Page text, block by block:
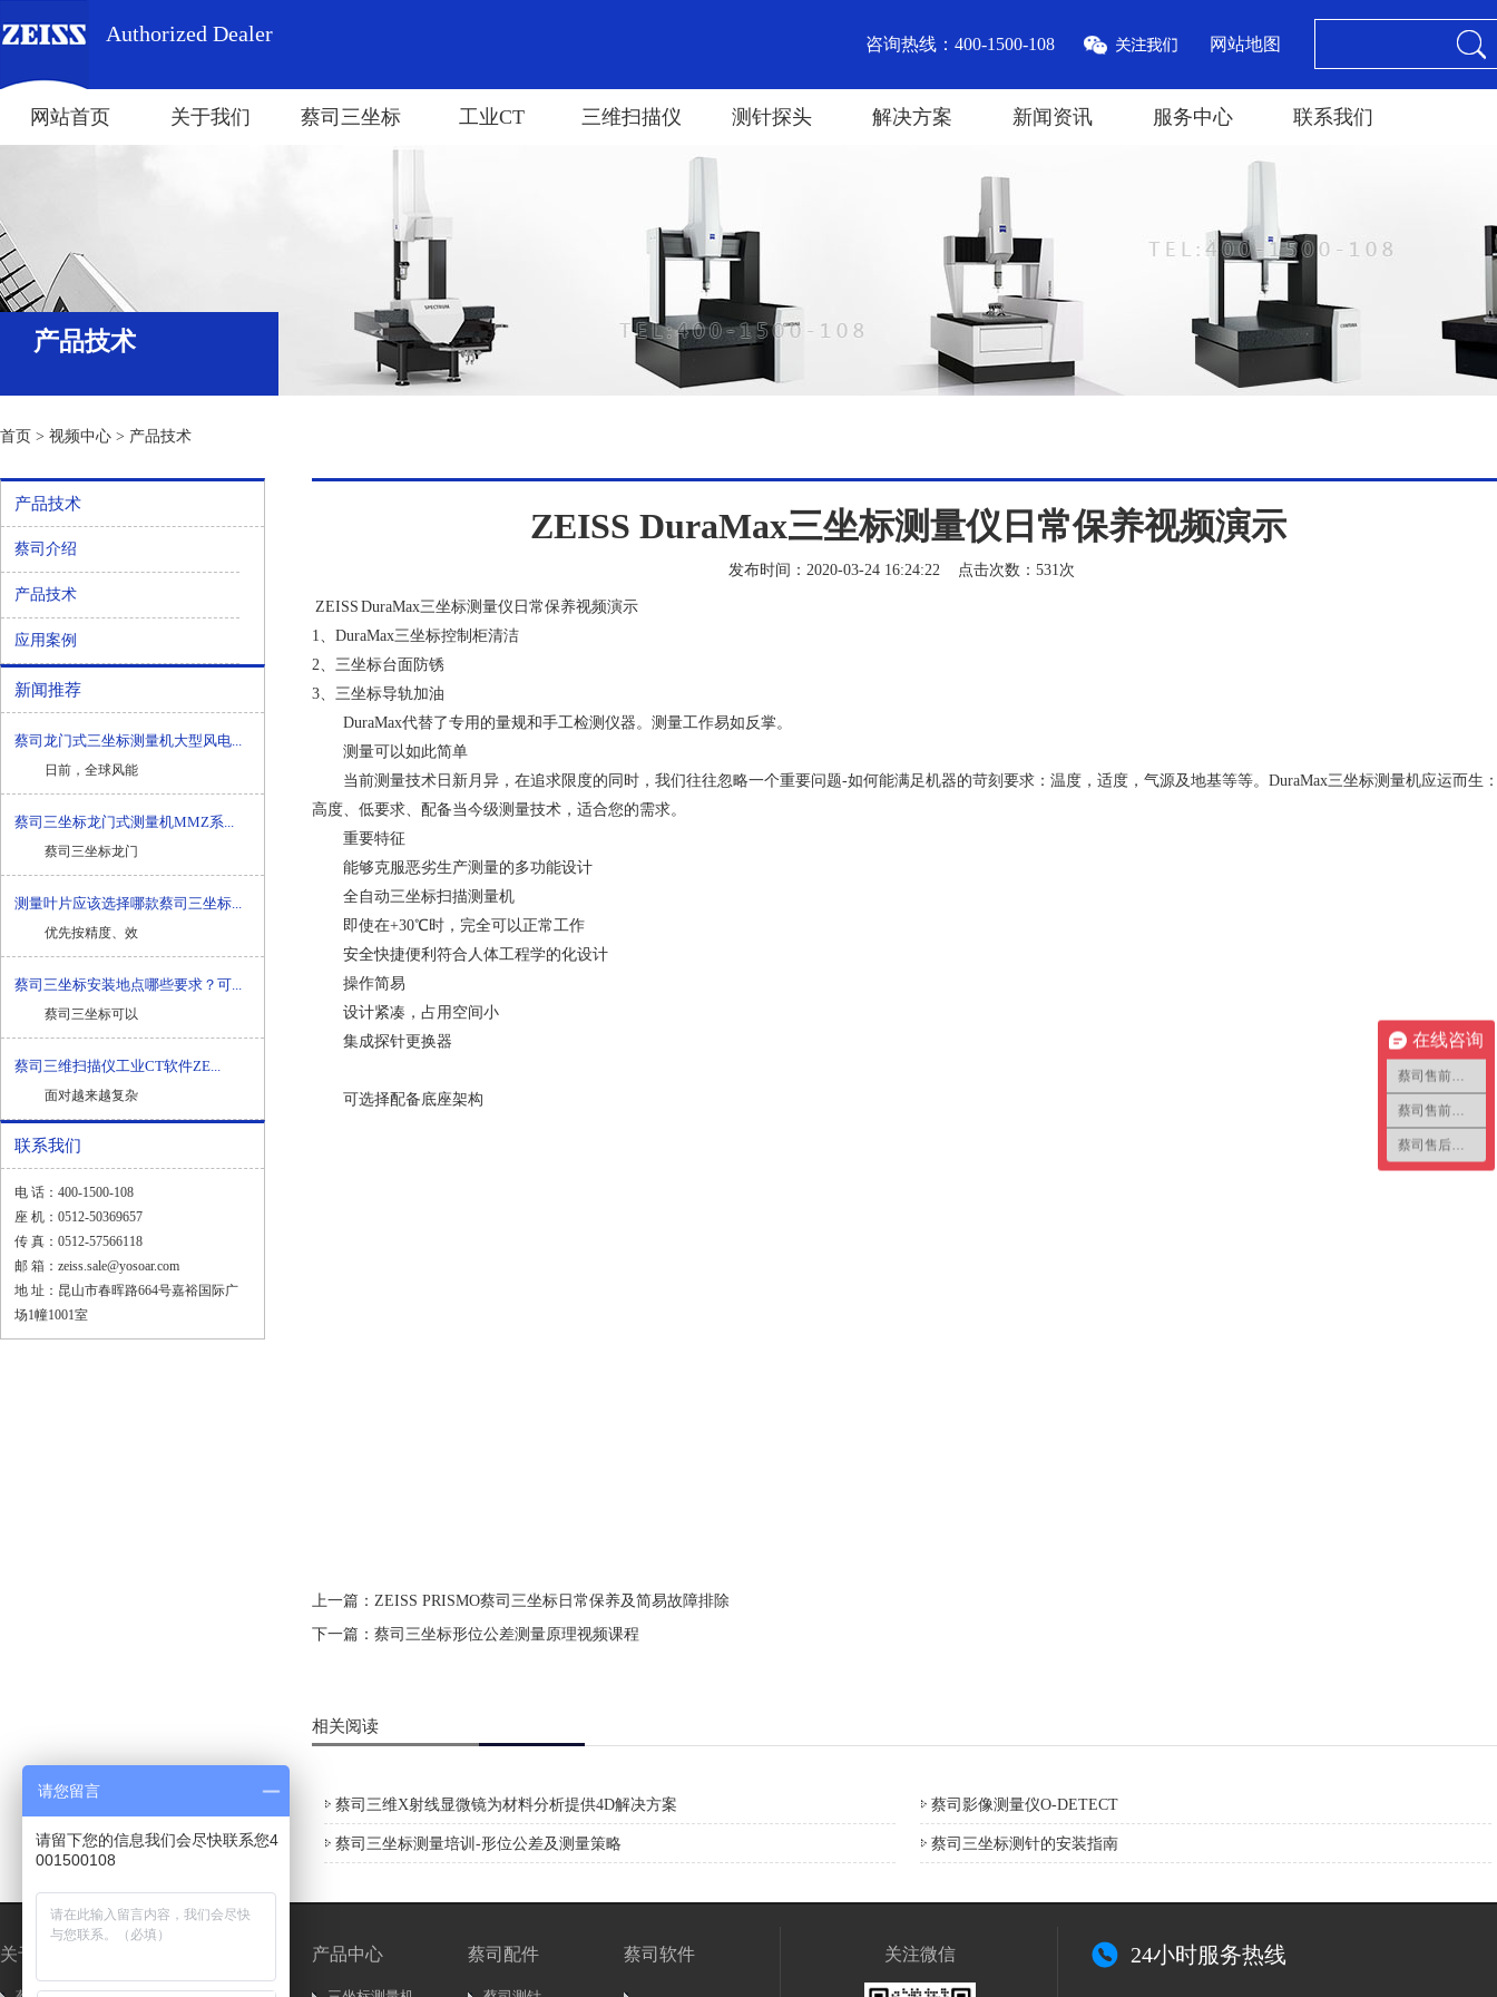
Authorized Dealer 网站地图
咨询热线：400-1500-108
网站首页 关于我们 蔡司三坐标 工业CT 三维扫描仪 测针探头 解决方案 新闻资讯 服务中心 联系我们
产品技术
首页 > 视频中心 > 产品技术
产品技术
蔡司介绍
产品技术
应用案例
新闻推荐
蔡司龙门式三坐标测量机大型风电...
日前，全球风能
蔡司三坐标龙门式测量机MMZ系...
蔡司三坐标龙门
测量叶片应该选择哪款蔡司三坐标...
优先按精度、效
蔡司三坐标安装地点哪些要求？可...
蔡司三坐标可以
蔡司三维扫描仪工业CT软件ZE...
面对越来越复杂
联系我们
电 话：400-1500-108
座 机：0512-50369657
传 真：0512-57566118
邮 箱：zeiss.sale@yosoar.com
地 址：昆山市春晖路664号嘉裕国际广
场1幢1001室
ZEISS DuraMax三坐标测量仪日常保养视频演示
发布时间：2020-03-24 16:24:22 点击次数： 531次
ZEISS DuraMax三坐标测量仪 日常保养视频演示
1、DuraMax三坐标控制柜清洁
2、三坐标台面防锈
3、三坐标导轨加油
DuraMax代替了专用的量规和手工检测仪器。测量工作易如反掌。
测量可以如此简单
当前测量技术日新月异，在追求限度的同时，我们往往忽略一个重要问题-如何能满足机器的苛刻要求：温度，适度，气源及地基等等。DuraMax三坐标测量机应运而生
高度、低要求、配备当今级测量技术，适合您的需求。
重要特征
能够克服恶劣生产测量的多功能设计
全自动三坐标扫描测量机
即使在+30℃时，完全可以正常工作
安全快捷便利符合人体工程学的化设计
操作简易
设计紧凑，占用空间小
集成探针更换器
可选择配备底座架构
上一篇： ZEISS PRISMO蔡司三坐标日常保养及简易故障排除
下一篇： 蔡司三坐标形位公差测量原理视频课程
相关阅读
蔡司三维X射线显微镜为材料分析提供4D解决方案 蔡司影像测量仪O-DETECT
蔡司三坐标测量培训-形位公差及测量策略 蔡司三坐标测针的安装指南
关于我们 产品中心 蔡司配件 蔡司软件 关注微信 24小时服务热线
在线咨询
蔡司售前咨询1
蔡司售前咨询2
蔡司售后咨询
请您留言
请留下您的信息我们会尽快联系您4
001500108